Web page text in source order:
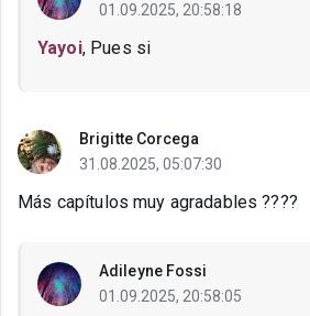
01.09.2025, 20:58:18
Yayoi, Pues si
Brigitte Corcega
31.08.2025, 05:07:30
Más capítulos muy agradables ????
Adileyne Fossi
01.09.2025, 20:58:05